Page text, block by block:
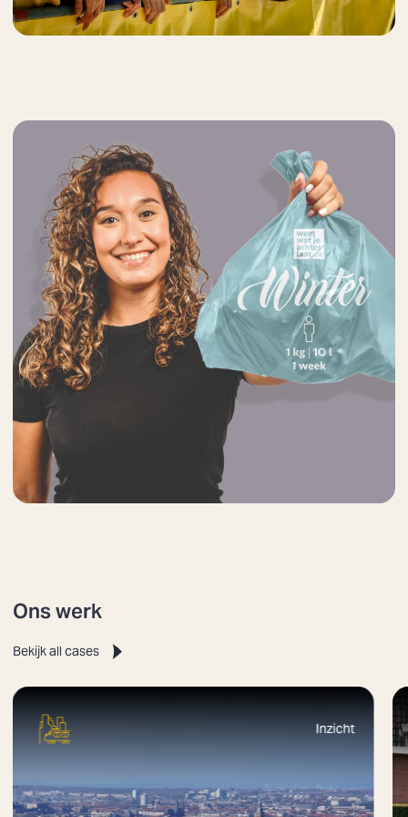
Ons werk
Bekijk all cases
Inzicht